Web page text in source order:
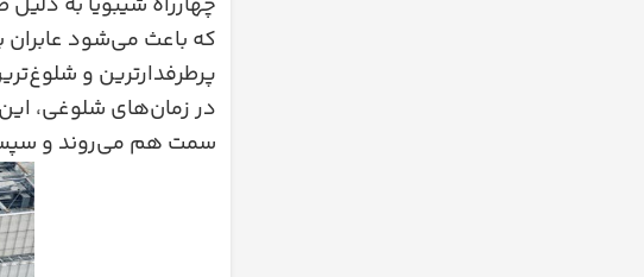
که باعث می‌شود عابران
پرطرفدارترین و
در زمان‌های شلوغی،
سمت هم می‌روند و